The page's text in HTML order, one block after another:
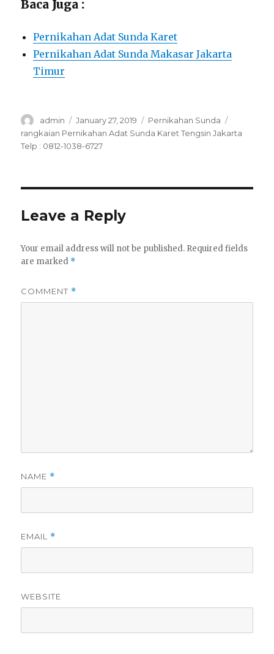
Baca Juga :
Pernikahan Adat Sunda Karet
Pernikahan Adat Sunda Makasar Jakarta
Timur
Author
admin
Posted
on
January 27, 2019 Categories
Pernikahan Sunda
rangkaian Pernikahan Adat Sunda Karet Tengsin Jakarta
Telp : 0812-1038-6727
Leave a Reply
Your email address will not be published. Required fields
are marked *
COMMENT *
NAME *
EMAIL *
WEBSITE